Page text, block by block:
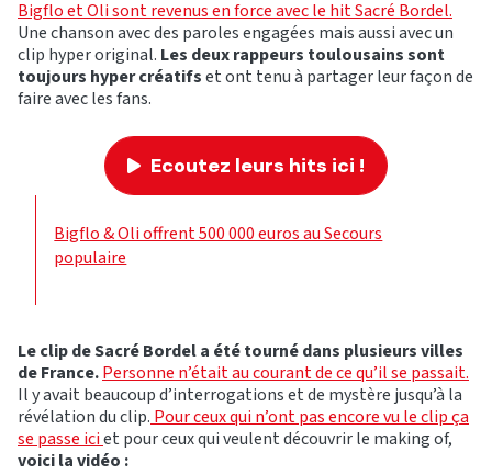
Bigflo et Oli sont revenus en force avec le hit Sacré Bordel.
Une chanson avec des paroles engagées mais aussi avec un
clip hyper original. Les deux rappeurs toulousains sont
toujours hyper créatifset ont tenu à partager leur façon de
faire avec les fans.
Ecoutez leurs hits ici !
Bigflo & Oli offrent 500 000 euros au Secours
populaire
Le clip de Sacré Bordel a été tourné dans plusieurs villes
de France.Personne n’était au courant de ce qu’il se passait.
Il y avait beaucoup d’interrogations et de mystère jusqu’à la
révélation du clip. Pour ceux qui n’ont pas encore vu le clip ça
se passe iciet pour ceux qui veulent découvrir le making of,
voici la vidéo :